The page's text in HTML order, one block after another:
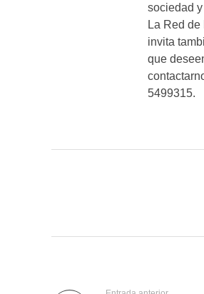
sociedad
La Red
invita
que
5499315.